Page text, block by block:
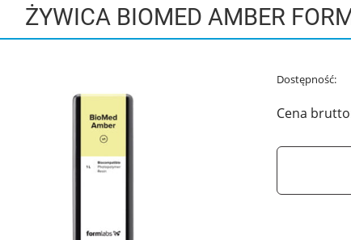
ŻYWICA BIOMED AMBER
Dostępność:
Cena